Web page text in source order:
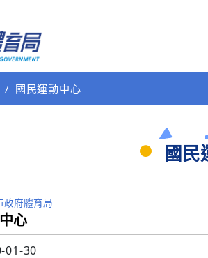
國民運動中心
國
政府體育局
心
01-30